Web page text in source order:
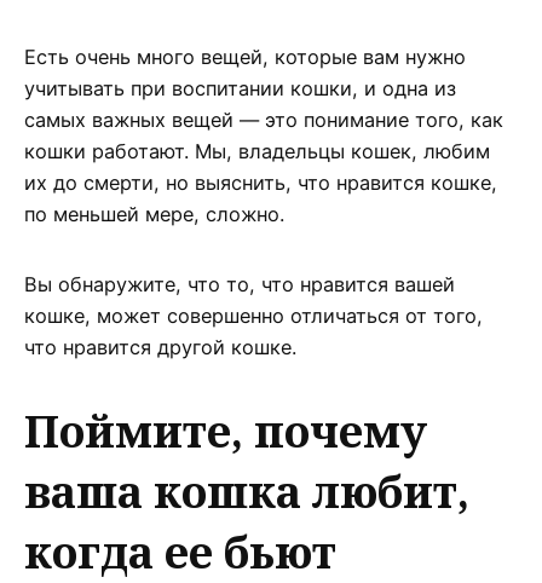
Есть очень много вещей, которые вам нужно
учитывать при воспитании кошки, и одна из
самых важных вещей — это понимание того, как
кошки работают. Мы, владельцы кошек, любим
их до смерти, но выяснить, что нравится кошке,
по меньшей мере, сложно.
Вы обнаружите, что то, что нравится вашей
кошке, может совершенно отличаться от того,
что нравится другой кошке.
Поймите, почему
ваша кошка любит,
когда ее бьют